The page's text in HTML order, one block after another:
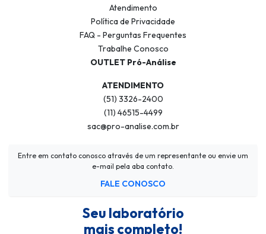
Atendimento
Política de Privacidade
FAQ - Perguntas Frequentes
Trabalhe Conosco
OUTLET Pró-Análise
ATENDIMENTO
(51) 3326-2400
(11) 46515-4499
sac@pro-analise.com.br
Entre em contato conosco através de um representante ou envie um
e-mail pela aba contato.
FALE CONOSCO
Seu laboratório
mais completo!